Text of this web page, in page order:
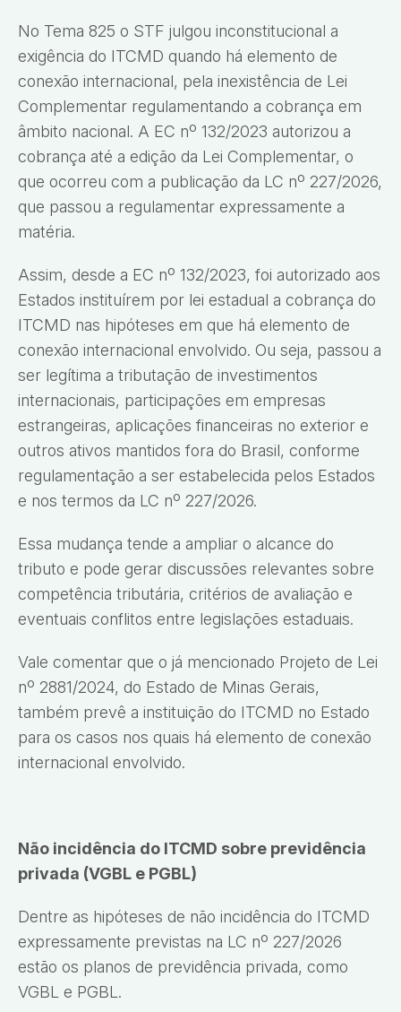
No Tema 825 o STF julgou inconstitucional a
exigência do ITCMD quando há elemento de
conexão internacional, pela inexistência de Lei
Complementar regulamentando a cobrança em
âmbito nacional. A EC nº 132/2023 autorizou a
cobrança até a edição da Lei Complementar, o
que ocorreu com a publicação da LC nº 227/2026,
que passou a regulamentar expressamente a
matéria.
Assim, desde a EC nº 132/2023, foi autorizado aos
Estados instituírem por lei estadual a cobrança do
ITCMD nas hipóteses em que há elemento de
conexão internacional envolvido. Ou seja, passou a
ser legítima a tributação de investimentos
internacionais, participações em empresas
estrangeiras, aplicações financeiras no exterior e
outros ativos mantidos fora do Brasil, conforme
regulamentação a ser estabelecida pelos Estados
e nos termos da LC nº 227/2026.
Essa mudança tende a ampliar o alcance do
tributo e pode gerar discussões relevantes sobre
competência tributária, critérios de avaliação e
eventuais conflitos entre legislações estaduais.
Vale comentar que o já mencionado Projeto de Lei
nº 2881/2024, do Estado de Minas Gerais,
também prevê a instituição do ITCMD no Estado
para os casos nos quais há elemento de conexão
internacional envolvido.
Não incidência do ITCMD sobre previdência
privada (VGBL e PGBL)
Dentre as hipóteses de não incidência do ITCMD
expressamente previstas na LC nº 227/2026
estão os planos de previdência privada, como
VGBL e PGBL.